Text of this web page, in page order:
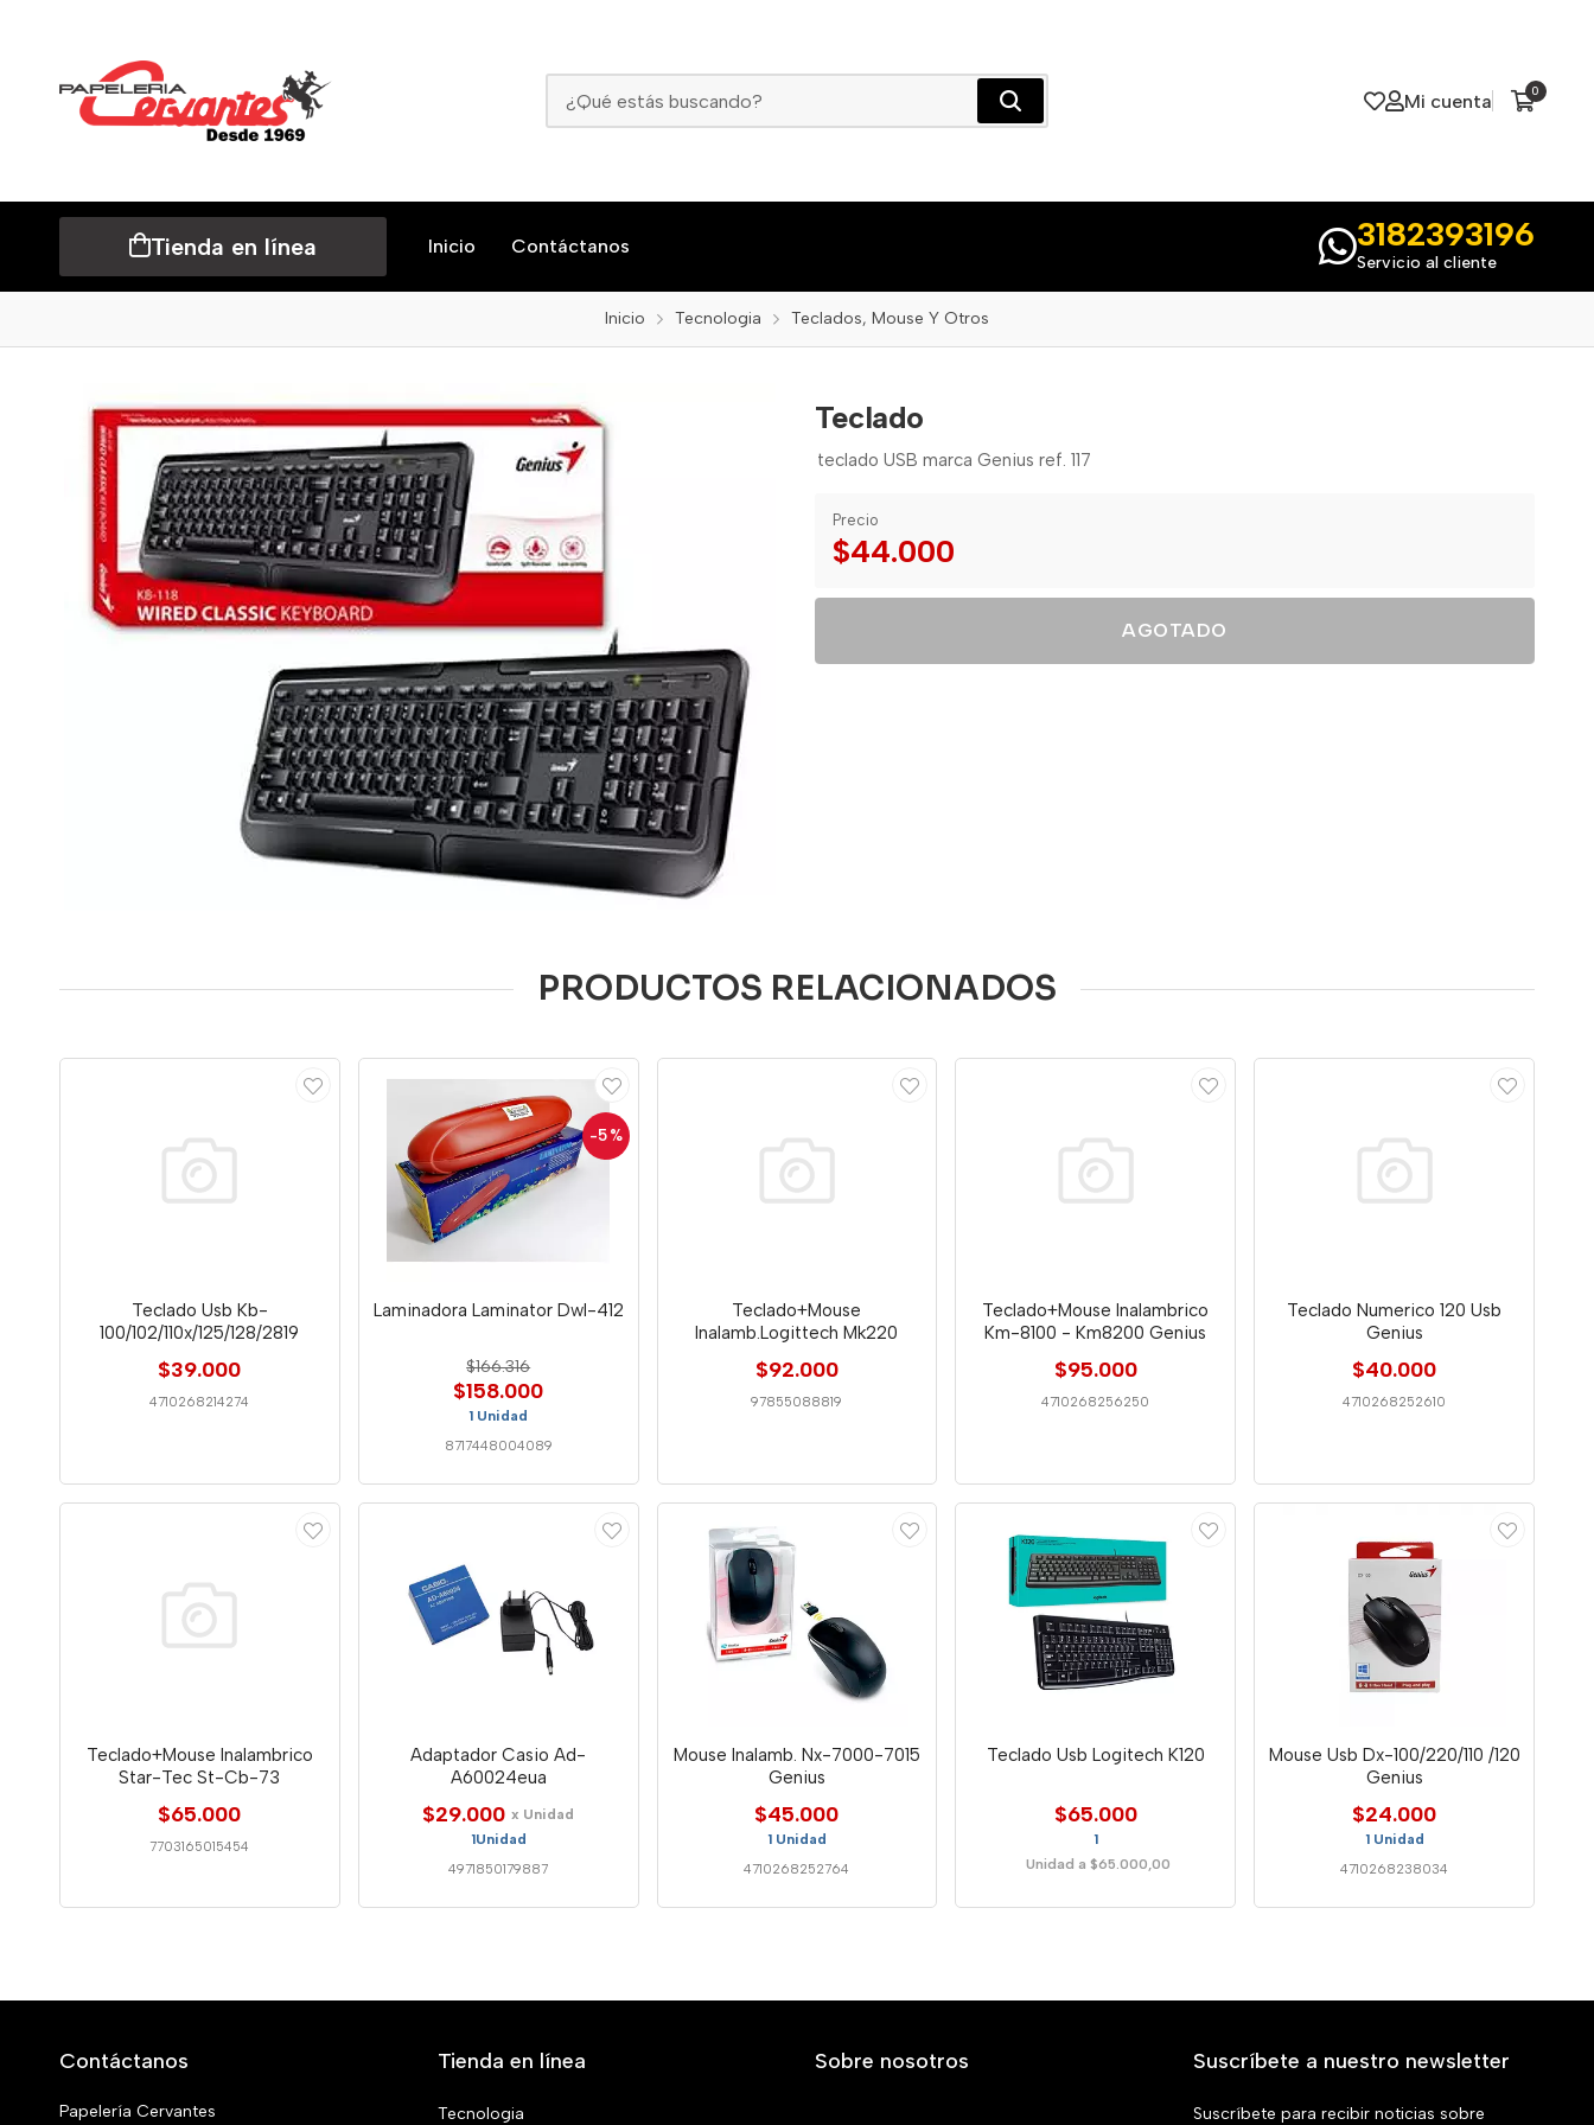
Mi cuenta 0
Tienda en línea Inicio Contáctanos 3182393196
Servicio al cliente
Inicio Tecnologia Teclados, Mouse Y Otros
Teclado
teclado USB marca Genius ref. 117
Precio
$44.000
AGOTADO
PRODUCTOS RELACIONADOS
Teclado Usb Kb-
100/102/110x/125/128/2819
$39.000
4710268214274
-5 %
Laminadora Laminator Dwl-412
$166.316
$158.000
1 Unidad
8717448004089
Teclado+Mouse
Inalamb.Logittech Mk220
$92.000
97855088819
Teclado+Mouse Inalambrico
Km-8100 - Km8200 Genius
$95.000
4710268256250
Teclado Numerico 120 Usb
Genius
$40.000
4710268252610
Teclado+Mouse Inalambrico
Star-Tec St-Cb-73
$65.000
7703165015454
Adaptador Casio Ad-
A60024eua
$29.000 x Unidad
1Unidad
4971850179887
Mouse Inalamb. Nx-7000-7015
Genius
$45.000
1 Unidad
4710268252764
Teclado Usb Logitech K120
$65.000
1
Unidad a $65.000,00
Mouse Usb Dx-100/220/110 /120
Genius
$24.000
1 Unidad
4710268238034
Contáctanos
Papelería Cervantes
Tienda en línea
Tecnologia
Sobre nosotros Suscríbete a nuestro newsletter
Suscríbete para recibir noticias sobre